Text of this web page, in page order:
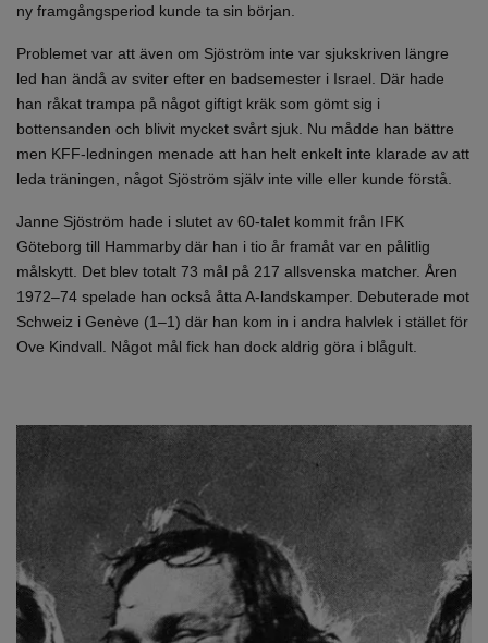
ny framgångsperiod kunde ta sin början.
Problemet var att även om Sjöström inte var sjukskriven längre
led han ändå av sviter efter en badsemester i Israel. Där hade
han råkat trampa på något giftigt kräk som gömt sig i
bottensanden och blivit mycket svårt sjuk. Nu mådde han bättre
men KFF-ledningen menade att han helt enkelt inte klarade av att
leda träningen, något Sjöström själv inte ville eller kunde förstå.
Janne Sjöström hade i slutet av 60-talet kommit från IFK
Göteborg till Hammarby där han i tio år framåt var en pålitlig
målskytt. Det blev totalt 73 mål på 217 allsvenska matcher. Åren
1972–74 spelade han också åtta A-landskamper. Debuterade mot
Schweiz i Genève (1–1) där han kom in i andra halvlek i stället för
Ove Kindvall. Något mål fick han dock aldrig göra i blågult.